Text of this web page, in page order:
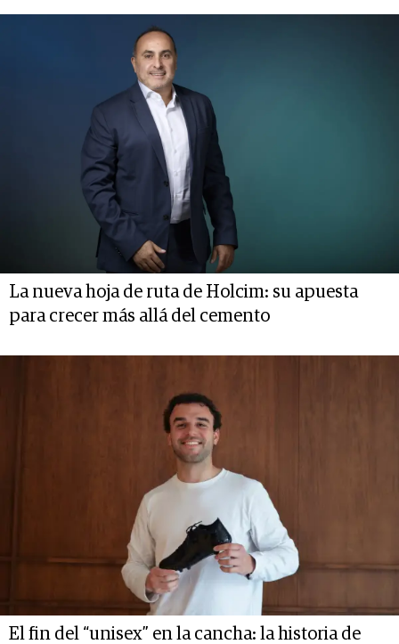
La nueva hoja de ruta de Holcim: su apuesta
para crecer más allá del cemento
El fin del “unisex” en la cancha: la historia de